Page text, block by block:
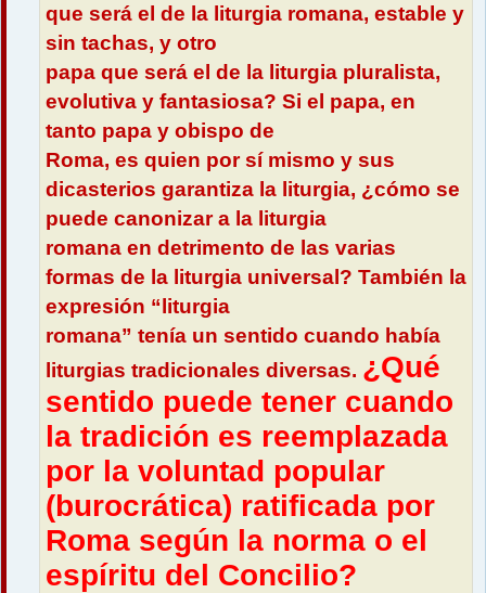
que será el de la liturgia romana, estable y
sin tachas, y otro
papa que será el de la liturgia pluralista,
evolutiva y fantasiosa? Si el papa, en
tanto papa y obispo de
Roma, es quien por sí mismo y sus
dicasterios garantiza la liturgia, ¿cómo se
puede canonizar a la liturgia
romana en detrimento de las varias
formas de la liturgia universal? También la
expresión “liturgia
romana” tenía un sentido cuando había
liturgias tradicionales diversas. ¿Qué
sentido puede tener cuando
la tradición es reemplazada
por la voluntad popular
(burocrática) ratificada por
Roma según la norma o el
espíritu del Concilio?